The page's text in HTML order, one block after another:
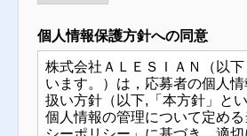
個人情報保護方針への同意